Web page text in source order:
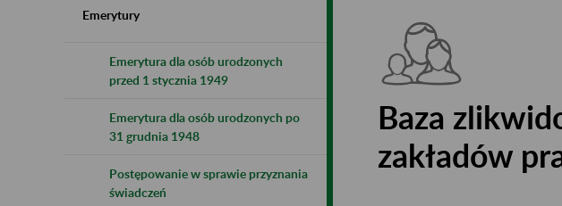
Emerytury
Emerytura dla osób urodzonych
przed 1 stycznia 1949
Emerytura dla osób urodzonych po
31 grudnia 1948
Postępowanie w sprawie przyznania
świadczeń
Baza
zakładów